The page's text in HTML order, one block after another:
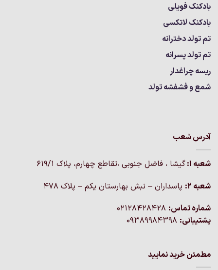
بادکنک فویلی
بادکنک لاتکسی
تم تولد دخترانه
تم تولد پسرانه
ریسه چراغدار
شمع و فشفشه تولد
آدرس شعب
شعبه 1:
گيشا ، فاضل جنوبی ،تقاطع چهارم، پلاک 619/1
شعبه 2:
پاسداران – نبش بهارستان یکم – پلاک ۴۷۸
شماره تماس:
پشتیبانی:
مطمئن خرید نمایید